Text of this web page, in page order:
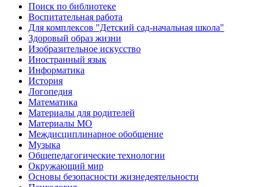
Поиск по библиотеке
Воспитательная работа
Для комплексов "Детский сад-начальная школа"
Здоровый образ жизни
Изобразительное искусство
Иностранный язык
Информатика
История
Логопедия
Математика
Материалы для родителей
Материалы МО
Междисциплинарное обобщение
Музыка
Общепедагогические технологии
Окружающий мир
Основы безопасности жизнедеятельности